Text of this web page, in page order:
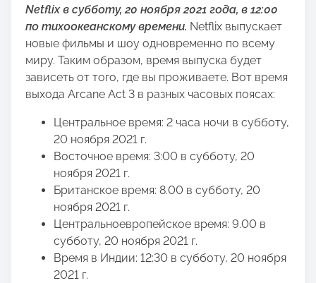
Netflix в субботу, 20 ноября 2021 года, в 12:00
по тихоокеанскому времени. Netflix выпускает
новые фильмы и шоу одновременно по всему
миру. Таким образом, время выпуска будет
зависеть от того, где вы проживаете. Вот время
выхода Arcane Act 3 в разных часовых поясах:
Центральное время: 2 часа ночи в субботу,
20 ноября 2021 г.
Восточное время: 3:00 в субботу, 20
ноября 2021 г.
Британское время: 8.00 в субботу, 20
ноября 2021 г.
Центральноевропейское время: 9.00 в
субботу, 20 ноября 2021 г.
Время в Индии: 12:30 в субботу, 20 ноября
2021 г.